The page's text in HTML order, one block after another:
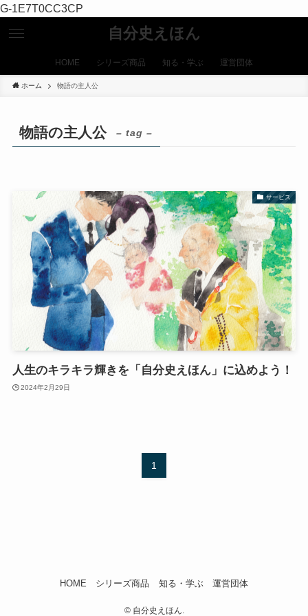
G-1E7T0CC3CP
自分史えほん
HOME シリーズ商品 知る・学ぶ 運営団体
ホーム 物語の主人公
物語の主人公 – tag –
サービス
人生のキラキラ輝きを「自分史えほん」に込めよう！
2024年2月29日
1
HOME シリーズ商品 知る・学ぶ 運営団体
©自分史えほん.